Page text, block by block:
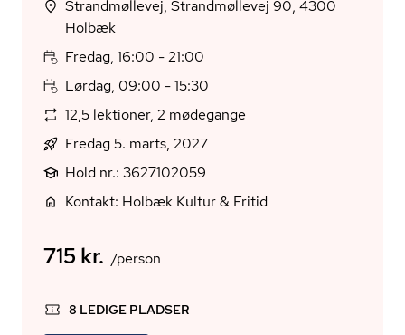
Strandmøllevej, Strandmøllevej 90, 4300
Holbæk
Fredag, 16:00 - 21:00
Lørdag, 09:00 - 15:30
12,5 lektioner, 2 mødegange
Fredag 5. marts, 2027
Hold nr.: 3627102059
Kontakt: Holbæk Kultur & Fritid
715 kr. /person
8 LEDIGE PLADSER